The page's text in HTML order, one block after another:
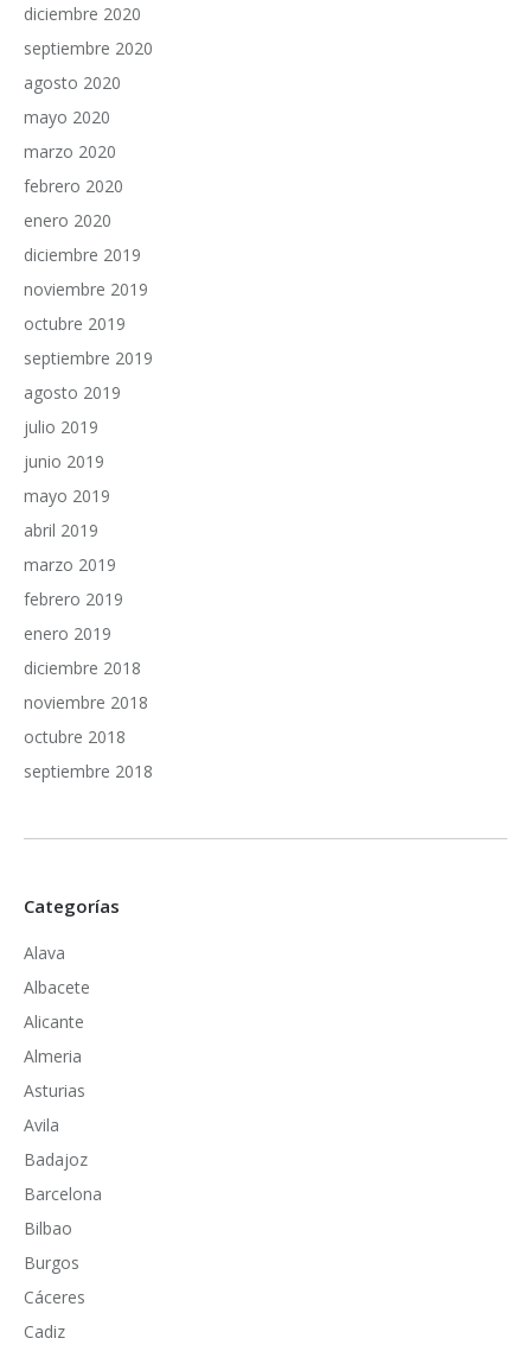
diciembre 2020
septiembre 2020
agosto 2020
mayo 2020
marzo 2020
febrero 2020
enero 2020
diciembre 2019
noviembre 2019
octubre 2019
septiembre 2019
agosto 2019
julio 2019
junio 2019
mayo 2019
abril 2019
marzo 2019
febrero 2019
enero 2019
diciembre 2018
noviembre 2018
octubre 2018
septiembre 2018
Categorías
Alava
Albacete
Alicante
Almeria
Asturias
Avila
Badajoz
Barcelona
Bilbao
Burgos
Cáceres
Cadiz